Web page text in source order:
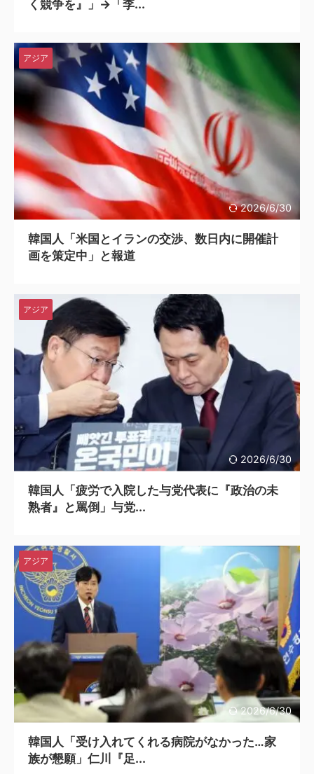
く競争を』」→「李...
2026/6/30
アジア
韓国人「米国とイランの交渉、数日内に開催計
画を策定中」と報道
2026/6/30
アジア
韓国人「疲労で入院した与党代表に『政治の未
熟者』と罵倒」与党...
2026/6/30
アジア
韓国人「受け入れてくれる病院がなかった…家
族が懇願」仁川『足...